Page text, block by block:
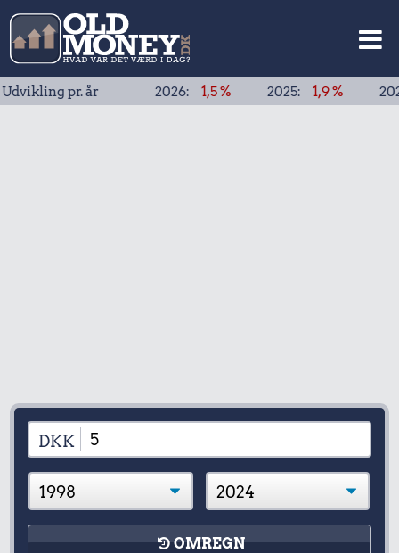
pr. år2026: 1,5 % 2025: 1,9 % 2024: 1,9 %
DKK
OMREGN